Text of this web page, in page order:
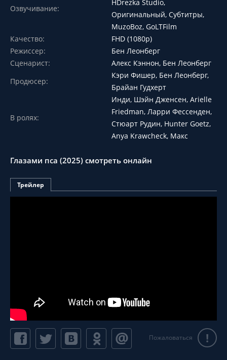
Озвучивание:
HDrezka Studio,
Оригинальный, Субтитры,
MuzoBoz, GoLTFilm
Качество:
FHD (1080p)
Режиссер:
Бен Леонберг
Сценарист:
Алекс Кэннон, Бен Леонберг
Продюсер:
Кэри Фишер, Бен Леонберг,
Брайан Гудхерт
В ролях:
Инди, Шэйн Дженсен, Arielle
Friedman, Ларри Фессенден,
Стюарт Рудин, Hunter Goetz,
Anya Krawcheck, Макс
Глазами пса (2025) смотреть онлайн
Трейлер
Пожаловаться !